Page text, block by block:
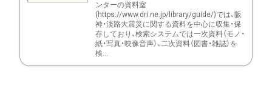
ンターの資料室
(https://www.dri.ne.jp/library/guide/)では、阪
神・淡路大震災に関する資料を中心に収集・保
存しており、検索システムでは一次資料（モノ・
紙・写真・映像音声）、二次資料（図書・雑誌）を
検...